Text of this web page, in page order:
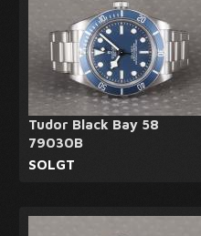
Tudor Black Bay 58
79030B
SOLGT